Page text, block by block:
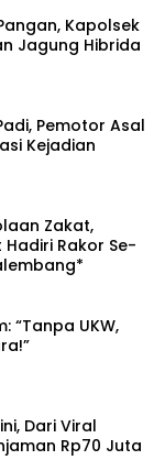
Kapolsek
Jagung Hibrida
Pemotor Asal
Kejadian
Zakat,
Hadiri Rakor Se-
“Tanpa UKW,
Dari Viral
Rp70 Juta